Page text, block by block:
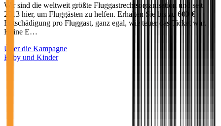
Wir sind die weltweit größte Fluggastrechtsorganisation und seit
2013 hier, um Fluggästen zu helfen. Erhalten Sie bis zu 600 €
Entschädigung pro Fluggast, ganz egal, wie teuer das Ticket war.
Keine E…
Über die Kampagne
Baby und Kinder